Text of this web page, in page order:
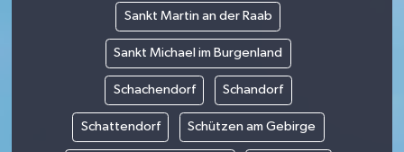
Sankt Martin an der Raab
Sankt Michael im Burgenland
Schachendorf Schandorf
Schattendorf Schützen am Gebirge